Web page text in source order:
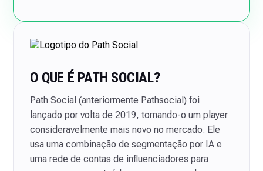
O QUE É PATH SOCIAL?
Path Social (anteriormente Pathsocial) foi
lançado por volta de 2019, tornando-o um player
consideravelmente mais novo no mercado. Ele
usa uma combinação de segmentação por IA e
uma rede de contas de influenciadores para